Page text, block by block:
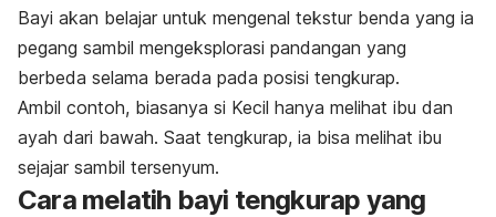
Bayi akan belajar untuk mengenal tekstur benda yang ia
pegang sambil mengeksplorasi pandangan yang
berbeda selama berada pada posisi tengkurap.
Ambil contoh, biasanya si Kecil hanya melihat ibu dan
ayah dari bawah. Saat tengkurap, ia bisa melihat ibu
sejajar sambil tersenyum.
Cara melatih bayi tengkurap yang